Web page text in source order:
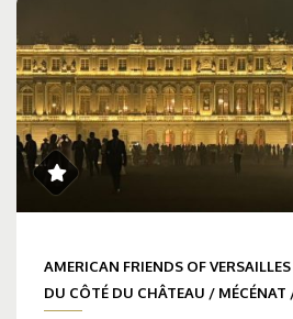
AMERICAN FRIENDS OF VERSAILLES
DU CÔTÉ DU CHÂTEAU / MÉCÉNAT